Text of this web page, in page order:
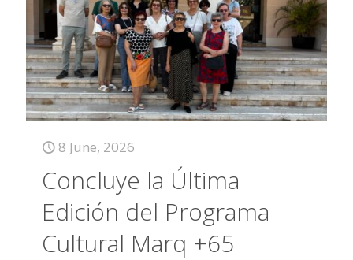
8 June, 2026
Concluye la Última
Edición del Programa
Cultural Marq +65